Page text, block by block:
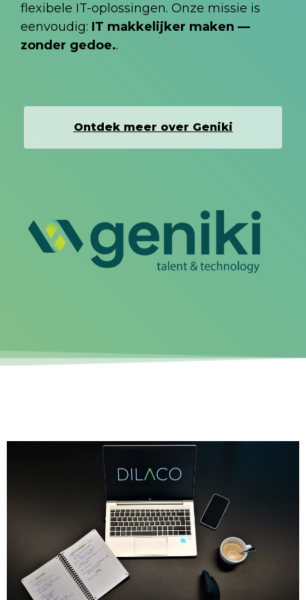
flexibele IT-oplossingen. Onze missie is
eenvoudig: IT makkelijker maken —
zonder gedoe..
Ontdek meer over Geniki